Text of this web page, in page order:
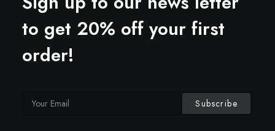
to get 20% off your first
order!